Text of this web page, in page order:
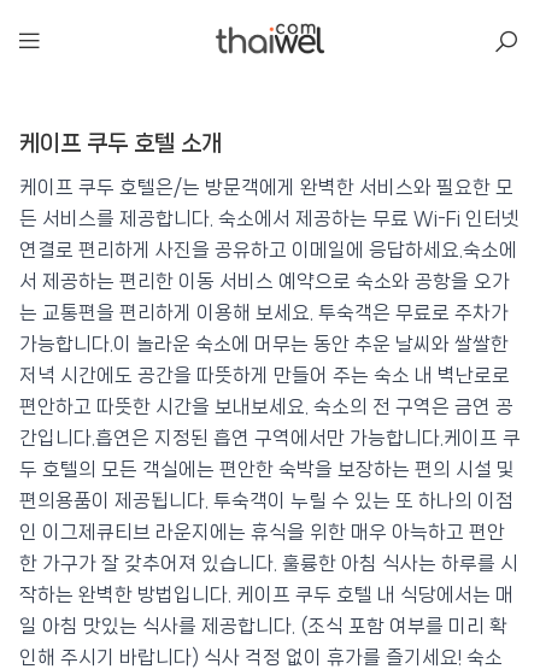
케이프 쿠두 호텔
📍 푸켓★★★★★ ⭐ 9.2
💰 최저가 확인 · 예약하기
케이프 쿠두 호텔 소개
케이프 쿠두 호텔은/는 방문객에게 완벽한 서비스와 필요한 모
든 서비스를 제공합니다. 숙소에서 제공하는 무료 Wi-Fi 인터넷
연결로 편리하게 사진을 공유하고 이메일에 응답하세요.숙소에
서 제공하는 편리한 이동 서비스 예약으로 숙소와 공항을 오가
는 교통편을 편리하게 이용해 보세요. 투숙객은 무료로 주차가
가능합니다.이 놀라운 숙소에 머무는 동안 추운 날씨와 쌀쌀한
저녁 시간에도 공간을 따뜻하게 만들어 주는 숙소 내 벽난로로
편안하고 따뜻한 시간을 보내보세요. 숙소의 전 구역은 금연 공
간입니다.흡연은 지정된 흡연 구역에서만 가능합니다.케이프 쿠
두 호텔의 모든 객실에는 편안한 숙박을 보장하는 편의 시설 및
편의용품이 제공됩니다. 투숙객이 누릴 수 있는 또 하나의 이점
인 이그제큐티브 라운지에는 휴식을 위한 매우 아늑하고 편안
한 가구가 잘 갖추어져 있습니다. 훌륭한 아침 식사는 하루를 시
작하는 완벽한 방법입니다. 케이프 쿠두 호텔 내 식당에서는 매
일 아침 맛있는 식사를 제공합니다. (조식 포함 여부를 미리 확
인해 주시기 바랍니다) 식사 걱정 없이 휴가를 즐기세요! 숙소